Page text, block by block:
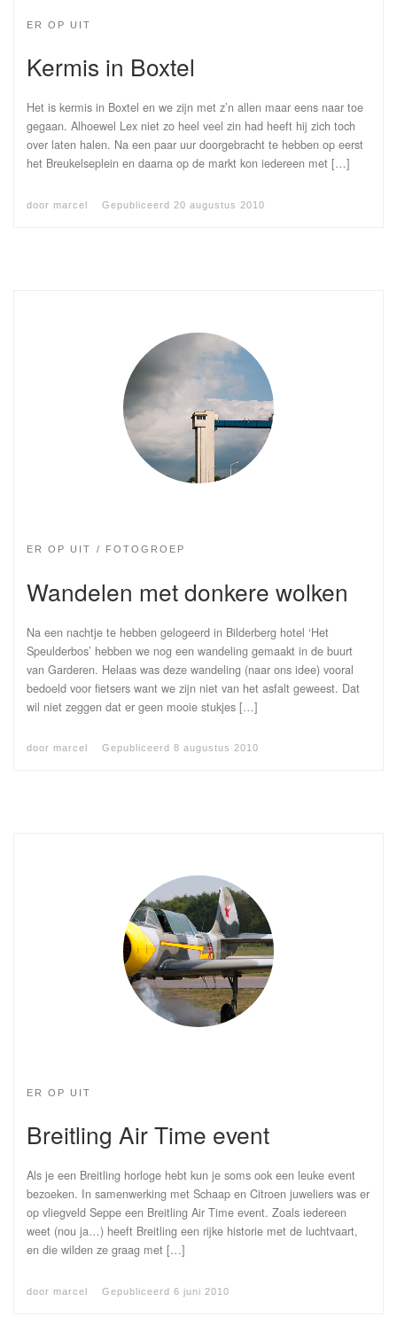
ER OP UIT
Kermis in Boxtel
Het is kermis in Boxtel en we zijn met z’n allen maar eens naar toe
gegaan. Alhoewel Lex niet zo heel veel zin had heeft hij zich toch
over laten halen. Na een paar uur doorgebracht te hebben op eerst
het Breukelseplein en daarna op de markt kon iedereen met […]
door marcel Gepubliceerd 20 augustus 2010
ER OP UIT FOTOGROEP
Wandelen met donkere wolken
Na een nachtje te hebben gelogeerd in Bilderberg hotel ‘Het
Speulderbos’ hebben we nog een wandeling gemaakt in de buurt
van Garderen. Helaas was deze wandeling (naar ons idee) vooral
bedoeld voor fietsers want we zijn niet van het asfalt geweest. Dat
wil niet zeggen dat er geen mooie stukjes […]
door marcel Gepubliceerd 8 augustus 2010
ER OP UIT
Breitling Air Time event
Als je een Breitling horloge hebt kun je soms ook een leuke event
bezoeken. In samenwerking met Schaap en Citroen juweliers was er
op vliegveld Seppe een Breitling Air Time event. Zoals iedereen
weet (nou ja…) heeft Breitling een rijke historie met de luchtvaart,
en die wilden ze graag met […]
door marcel Gepubliceerd 6 juni 2010